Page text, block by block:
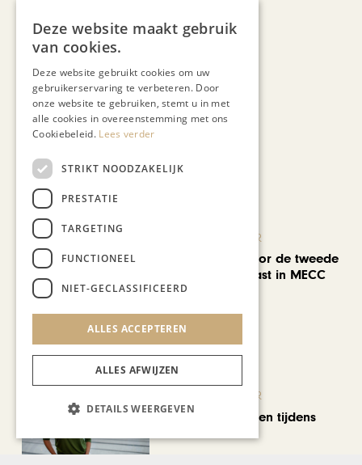
Jo Cortenraedt
Recent nieuws
KUNST & CULTUUR
EuropArtFair voor de tweede
keer op rij te gast in MECC
Maastricht
KUNST & CULTUUR
Wereldse beelden tijdens
Deze website maakt gebruik
van cookies.
Deze website gebruikt cookies om uw
gebruikerservaring te verbeteren. Door
onze website te gebruiken, stemt u in met
alle cookies in overeenstemming met ons
Cookiebeleid. Lees verder
STRIKT NOODZAKELIJK
PRESTATIE
TARGETING
FUNCTIONEEL
NIET-GECLASSIFICEERD
ALLES ACCEPTEREN
ALLES AFWIJZEN
DETAILS WEERGEVEN